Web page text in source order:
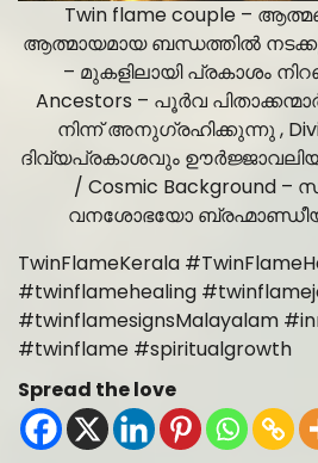
Twin flame couple –
ആത്മായമായ ബന്ധത്തിൽ
– മുകളിലായി പ്രകാശം
Ancestors – പൂർവ
നിന്ന് അനുഗ്രഹിക്കുന്നു ,
ദിവ്യപ്രകാശവും
/ Cosmic Background
വനശോഭയോ
TwinFlameKerala
#twinflamehealing
#twinflamesignsMalayalam
#twinflame #spiritualgrowth
Spread the love